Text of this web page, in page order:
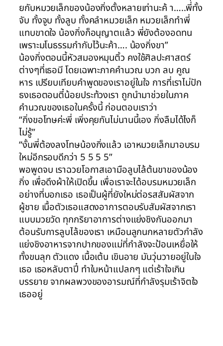
ยกับหมวยเล็กของน้องกิ่งตั้งหลายเท่านะค้ า…..พี่ทั้ง
จับ ทั้งจูบ ทั้งลูบ ทั้งคลำหมวยเล็ก หมวยเล็กทำพี่
แทบขาดใจ น้องกิ่งก็อนุญาตแล้ว พี่ยังต้องอดทน
เพราะมโนธรรมกำกับไว้นะค้า…. น้องกิ่งขา”
น้องกิ่งตอนนี้หัวสมองหมุนติ้ว คงใช้ศิลปะศาสตร์
ต่างๆที่เธอมี โดยเฉพาะภาคคำนวณ บวก ลบ คูณ
หาร เปรียบเทียบคำพูดของเราอยู่ในใจ การที่เราไม่ปัก
ธงเธอตอนตี๋น้อยประท้วงเรา ถูกนำมาช่วยในภาค
คำนวณของเธอในครั้งนี้ ก่อนตอบเราว่า
“กิ่งขอโทษค่ะพี่ เพิ่งคุยกันไม่นานนี้เอง กิ่งลืมได้ไงก็
ไม่รู้”
“งั้นพี่ต้องลงโทษน้องกิ่งแล้ว เอาหมวยเล็กมาอบรม
ใหม่อีกรอบดีกว่า 5 5 5 5”
พอพูดจบ เราฉวยโอกาสเอามือลูบไล้ต้นขาของน้อง
กิ่ง เพื่อดึงผ้าให้เปิดขึ้น เพื่อเราจะได้อบรมหมวยเล็ก
อย่างที่บอกเธอ เธอเป็นผู้ที่ยังใหม่ต่อรสสัมผัสจาก
ผู้ชาย เนื้อตัวเธอแสดงอาการตอบรับสัมผัสจากเรา
แบบมวยวัด ทุกกริยาอาการต่างแย่งชิงกันออกมา
ต้อนรับการลูบไล้ของเรา เหมือนลูกนกหลายตัวกำลัง
แย่งชิงอาหารจากปากของแม่ที่กำลังจะป้อนเหยื่อให้
ทั้งขนลุก ตัวแดง เนื้อเต้น เขินอาย มันวุ่นวายอยู่ในใจ
เธอ เธอหลับตาปี๋ ทำใบหน้าแปลกๆ แต่เร้าใจเกิน
บรรยาย จากผลพวงของอารมณ์ที่กำลังรุมเร้าจิตใจ
เธออยู่